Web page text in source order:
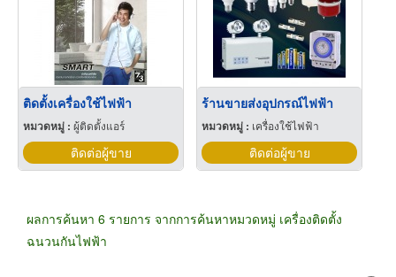
ติดตั้งเครื่องใช้ไฟฟ้า
หมวดหมู่ : ผู้ติดตั้งแอร์
ติดต่อผู้ขาย
ร้านขายส่งอุปกรณ์ไฟฟ้า
หมวดหมู่ : เครื่องใช้ไฟฟ้า
ติดต่อผู้ขาย
ผลการค้นหา 6 รายการ จากการค้นหาหมวดหมู่ เครื่องติดตั้ง
ฉนวนกันไฟฟ้า